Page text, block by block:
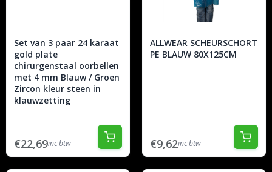
Set van 3 paar 24 karaat
gold plate
chirurgenstaal oorbellen
met 4 mm Blauw / Groen
Zircon kleur steen in
klauwzetting
€22,69inc btw
ALLWEAR SCHEURSCHORT
PE BLAUW 80X125CM
€9,62inc btw